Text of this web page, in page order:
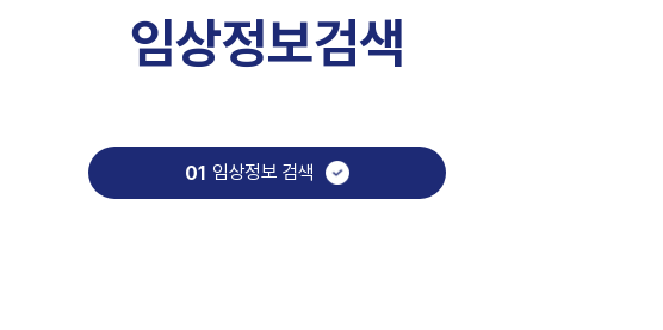
임상정보검색
01 임상정보 검색